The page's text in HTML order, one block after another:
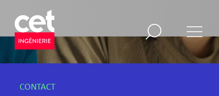
CONTACT